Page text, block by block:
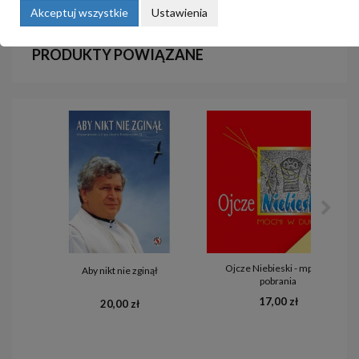
PRODUKTY POWIĄZANE
Aby nikt nie zginął
20,00 zł
Ojcze Niebieski - mp3 do
pobrania
17,00 zł
Akceptuj wszystkie Ustawienia